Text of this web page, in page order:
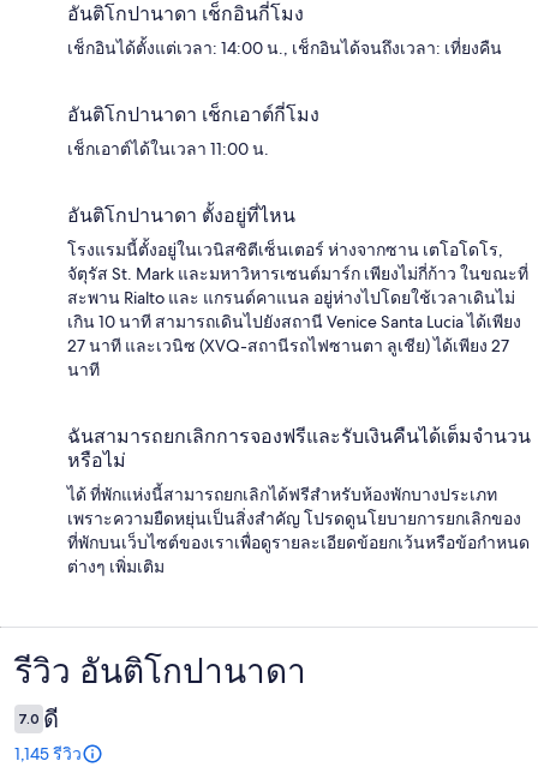
อันติโกปานาดา เช็กอินกี่โมง
เช็กอินได้ตั้งแต่เวลา: 14:00 น., เช็กอินได้จนถึงเวลา: เที่ยงคืน
อันติโกปานาดา เช็กเอาต์กี่โมง
เช็กเอาต์ได้ในเวลา 11:00 น.
อันติโกปานาดา ตั้งอยู่ที่ไหน
โรงแรมนี้ตั้งอยู่ในเวนิสซิตีเซ็นเตอร์ ห่างจากซาน เตโอโดโร,
จัตุรัส St. Mark และมหาวิหารเซนต์มาร์ก เพียงไม่กี่ก้าว ในขณะที่
สะพาน Rialto และ แกรนด์คาแนล อยู่ห่างไปโดยใช้เวลาเดินไม่
เกิน 10 นาที สามารถเดินไปยังสถานี Venice Santa Lucia ได้เพียง
27 นาที และเวนิซ (XVQ-สถานีรถไฟซานตา ลูเชีย) ได้เพียง 27
นาที
ฉันสามารถยกเลิกการจองฟรีและรับเงินคืนได้เต็มจำนวน
หรือไม่
ได้ ที่พักแห่งนี้สามารถยกเลิกได้ฟรีสำหรับห้องพักบางประเภท
เพราะความยืดหยุ่นเป็นสิ่งสำคัญ โปรดดูนโยบายการยกเลิกของ
ที่พักบนเว็บไซต์ของเราเพื่อดูรายละเอียดข้อยกเว้นหรือข้อกำหนด
ต่างๆ เพิ่มเติม
รีวิว
รีวิว อันติโกปานาดา
7.0 ดี
1,145 รีวิว